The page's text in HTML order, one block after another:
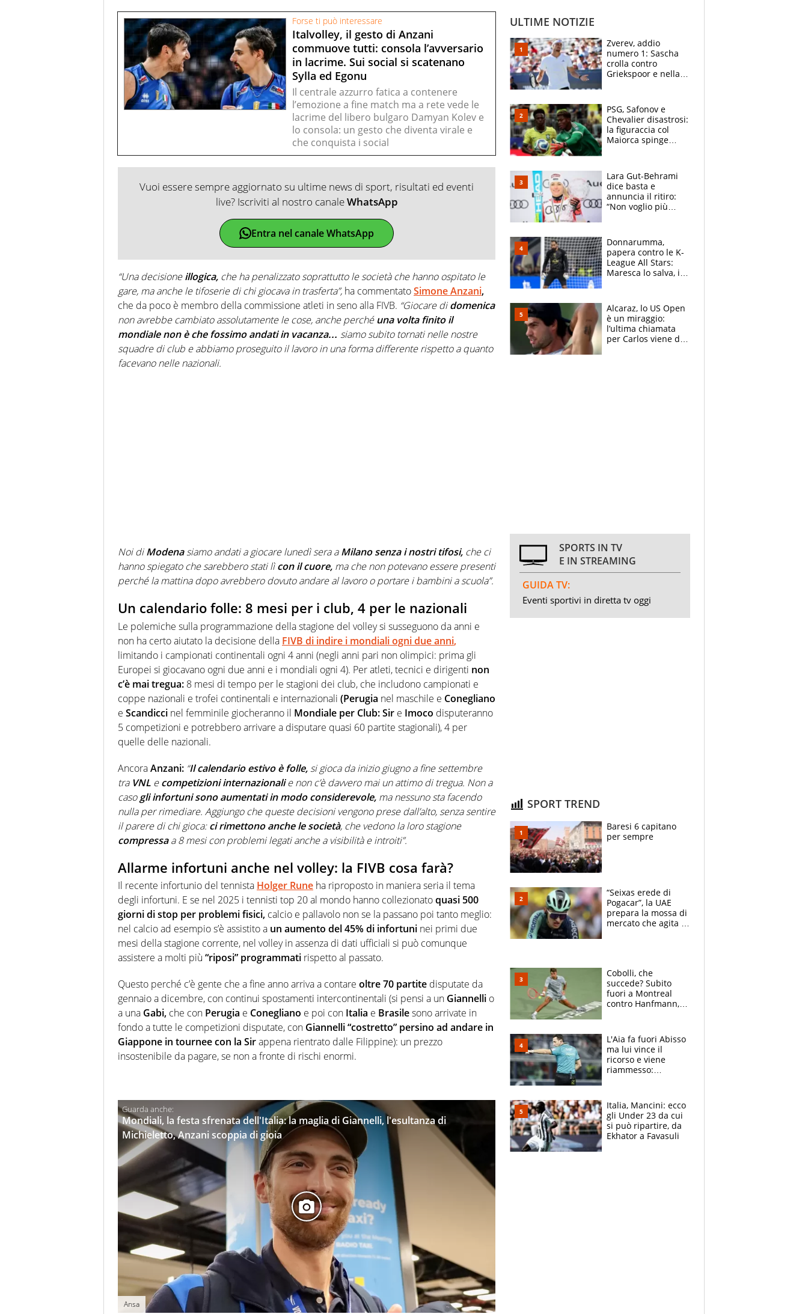
Forse ti può interessare
Italvolley, il gesto di Anzani
commuove tutti: consola l’avversario
in lacrime. Sui social si scatenano
Sylla ed Egonu
Il centrale azzurro fatica a contenere
l’emozione a fine match ma a rete vede le
lacrime del libero bulgaro Damyan Kolev e
lo consola: un gesto che diventa virale e
che conquista i social
Vuoi essere sempre aggiornato su ultime news di sport, risultati ed eventi
live? Iscriviti al nostro canaleWhatsApp
Entra nel canale WhatsApp
“Una decisioneillogica, che ha penalizzato soprattutto le società che hanno ospitato le
gare, ma anche le tifoserie di chi giocava in trasferta”, ha commentatoSimone Anzani,
che da poco è membro della commissione atleti in seno alla FIVB. “Giocare didomenica
non avrebbe cambiato assolutamente le cose, anche perchéuna volta finito il
mondiale non è che fossimo andati in vacanza… siamo subito tornati nelle nostre
squadre di club e abbiamo proseguito il lavoro in una forma differente rispetto a quanto
facevano nelle nazionali.
Noi diModenasiamo andati a giocare lunedì sera aMilano senza i nostri tifosi, che ci
hanno spiegato che sarebbero stati lìcon il cuore, ma che non potevano essere presenti
perché la mattina dopo avrebbero dovuto andare al lavoro o portare i bambini a scuola”.
Un calendario folle: 8 mesi per i club, 4 per le nazionali
Le polemiche sulla programmazione della stagione del volley si susseguono da anni e
non ha certo aiutato la decisione della FIVB di indire i mondiali ogni due anni,
limitando i campionati continentali ogni 4 anni (negli anni pari non olimpici: prima gli
Europei si giocavano ogni due anni e i mondiali ogni 4). Per atleti, tecnici e dirigenti non
c’è mai tregua: 8 mesi di tempo per le stagioni dei club, che includono campionati e
coppe nazionali e trofei continentali e internazionali (Perugia nel maschile e Conegliano
e Scandicci nel femminile giocheranno il Mondiale per Club: Sir e Imoco disputeranno
5 competizioni e potrebbero arrivare a disputare quasi 60 partite stagionali), 4 per
quelle delle nazionali.
AncoraAnzani: “Il calendario estivo è folle,si gioca da inizio giugno a fine settembre
tra VNL ecompetizioni internazionalie non c’è davvero mai un attimo di tregua. Non a
casogli infortuni sono aumentati in modo considerevole, ma nessuno sta facendo
nulla per rimediare. Aggiungo che queste decisioni vengono prese dall’alto, senza sentire
il parere di chi gioca:ci rimettono anche le società, che vedono la loro stagione
compressaa 8 mesi con problemi legati anche a visibilità e introiti”.
Allarme infortuni anche nel volley: la FIVB cosa farà?
Il recente infortunio del tennista Holger Rune ha riproposto in maniera seria il tema
degli infortuni. E se nel 2025 i tennisti top 20 al mondo hanno collezionatoquasi 500
giorni di stop per problemi fisici, calcio e pallavolo non se la passano poi tanto meglio:
nel calcio ad esempio s’è assistito a un aumento del 45% di infortuni nei primi due
mesi della stagione corrente, nel volley in assenza di dati ufficiali si può comunque
assistere a molti più “riposi” programmati rispetto al passato.
Questo perché c’è gente che a fine anno arriva a contare oltre 70 partite disputate da
gennaio a dicembre, con continui spostamenti intercontinentali (si pensi a un Giannelli o
a una Gabi, che con Perugia e Conegliano e poi con Italia e Brasilesono arrivate in
fondo a tutte le competizioni disputate, con Giannelli “costretto” persino ad andare in
Giappone in tournee con la Sirappena rientrato dalle Filippine): un prezzo
insostenibile da pagare, se non a fronte di rischi enormi.
Mondiali, la festa sfrenata dell'Italia: la maglia di Giannelli, l'esultanza di
Michieletto, Anzani scoppia di gioia
Ansa
ULTIME NOTIZIE
Zverev, addio
numero 1: Sascha
crolla contro
Griekspoor e nella
terzo. Quanti malori
a Montreal
PSG, Safonov e
Chevalier disastrosi:
la figuraccia col
Maiorca spinge
rischio beffa
Lara Gut-Behrami
dice basta e
annuncia il ritiro:
“Non voglio più
Brignone
Donnarumma,
papera contro le K-
League All Stars:
Maresca lo salva, i
Alcaraz, lo US Open
è un miraggio:
l’ultima chiamata
per Carlos viene da
SPORTS IN TV
E IN STREAMING
GUIDA TV:
Eventi sportivi in diretta tv oggi
SPORT TREND
Baresi 6 capitano
per sempre
“Seixas erede di
Pogacar”, la UAE
prepara la mossa di
mercato che agita la
Cobolli, che
succede? Subito
fuori a Montreal
contro Hanfmann,
L'Aia fa fuori Abisso
ma lui vince il
ricorso e viene
riammesso:
Italia, Mancini: ecco
gli Under 23 da cui
si può ripartire, da
Ekhator a Favasuli